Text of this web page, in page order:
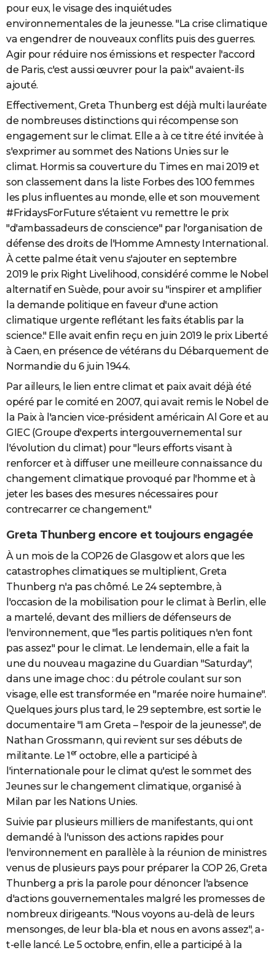
pour eux, le visage des inquiétudes
environnementales de la jeunesse. "La crise climatique
va engendrer de nouveaux conflits puis des guerres.
Agir pour réduire nos émissions et respecter l'accord
de Paris, c'est aussi œuvrer pour la paix" avaient-ils
ajouté.
Effectivement, Greta Thunberg est déjà multi lauréate
de nombreuses distinctions qui récompense son
engagement sur le climat. Elle a à ce titre été invitée à
s'exprimer au sommet des Nations Unies sur le
climat. Hormis sa couverture du Times en mai 2019 et
son classement dans la liste Forbes des 100 femmes
les plus influentes au monde, elle et son mouvement
#FridaysForFuture s'étaient vu remettre le prix
"d'ambassadeurs de conscience" par l'organisation de
défense des droits de l'Homme Amnesty International.
À cette palme était venu s'ajouter en septembre
2019 le prix Right Livelihood, considéré comme le Nobel
alternatif en Suède, pour avoir su "inspirer et amplifier
la demande politique en faveur d'une action
climatique urgente reflétant les faits établis par la
science." Elle avait enfin reçu en juin 2019 le prix Liberté
à Caen, en présence de vétérans du Débarquement de
Normandie du 6 juin 1944.
Par ailleurs, le lien entre climat et paix avait déjà été
opéré par le comité en 2007, qui avait remis le Nobel de
la Paix à l'ancien vice-président américain Al Gore et au
GIEC (Groupe d'experts intergouvernemental sur
l'évolution du climat) pour "leurs efforts visant à
renforcer et à diffuser une meilleure connaissance du
changement climatique provoqué par l'homme et à
jeter les bases des mesures nécessaires pour
contrecarrer ce changement."
Greta Thunberg encore et toujours engagée
À un mois de la COP26 de Glasgow et alors que les
catastrophes climatiques se multiplient, Greta
Thunberg n'a pas chômé. Le 24 septembre, à
l'occasion de la mobilisation pour le climat à Berlin, elle
a martelé, devant des milliers de défenseurs de
l'environnement, que "les partis politiques n'en font
pas assez" pour le climat. Le lendemain, elle a fait la
une du nouveau magazine du Guardian "Saturday",
dans une image choc : du pétrole coulant sur son
visage, elle est transformée en "marée noire humaine".
Quelques jours plus tard, le 29 septembre, est sortie le
documentaire "I am Greta – l'espoir de la jeunesse", de
Nathan Grossmann, qui revient sur ses débuts de
militante. Le 1eroctobre, elle a participé à
l'internationale pour le climat qu'est le sommet des
Jeunes sur le changement climatique, organisé à
Milan par les Nations Unies.
Suivie par plusieurs milliers de manifestants, qui ont
demandé à l'unisson des actions rapides pour
l'environnement en parallèle à la réunion de ministres
venus de plusieurs pays pour préparer la COP 26, Greta
Thunberg a pris la parole pour dénoncer l'absence
d'actions gouvernementales malgré les promesses de
nombreux dirigeants. "Nous voyons au-delà de leurs
mensonges, de leur bla-bla et nous en avons assez", a-
t-elle lancé. Le 5 octobre, enfin, elle a participé à la